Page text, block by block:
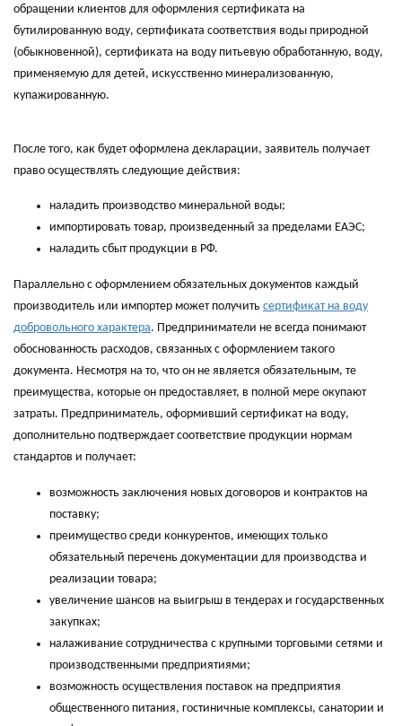
обращении клиентов для оформления сертификата на
бутилированную воду, сертификата соответствия воды природной
(обыкновенной), сертификата на воду питьевую обработанную, воду,
применяемую для детей, искусственно минерализованную,
купажированную.
После того, как будет оформлена декларации, заявитель получает
право осуществлять следующие действия:
наладить производство минеральной воды;
импортировать товар, произведенный за пределами ЕАЭС;
наладить сбыт продукции в РФ.
Параллельно с оформлением обязательных документов каждый
производитель или импортер может получить сертификат на воду
добровольного характера. Предприниматели не всегда понимают
обоснованность расходов, связанных с оформлением такого
документа. Несмотря на то, что он не является обязательным, те
преимущества, которые он предоставляет, в полной мере окупают
затраты. Предприниматель, оформивший сертификат на воду,
дополнительно подтверждает соответствие продукции нормам
стандартов и получает:
возможность заключения новых договоров и контрактов на
поставку;
преимущество среди конкурентов, имеющих только
обязательный перечень документации для производства и
реализации товара;
увеличение шансов на выигрыш в тендерах и государственных
закупках;
налаживание сотрудничества с крупными торговыми сетями и
производственными предприятиями;
возможность осуществления поставок на предприятия
общественного питания, гостиничные комплексы, санатории и